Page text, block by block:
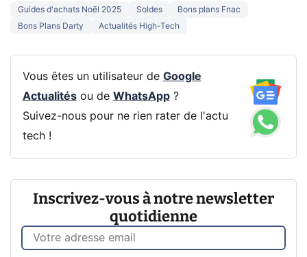
Guides d'achats Noël 2025 Soldes
Bons plans Fnac
Bons Plans Darty
Actualités High-Tech
Vous êtes un utilisateur de Google
Actualitésou de WhatsApp?
Suivez-nous pour ne rien rater de l'actu
tech !
Inscrivez-vous à notre newsletter
quotidienne